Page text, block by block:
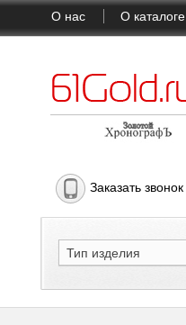
О нас О каталоге
Заказать звонок
Тип изделия